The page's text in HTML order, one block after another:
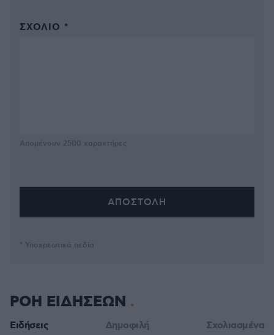
ΣΧΌΛΙΟ *
Απομένουν 2500 χαρακτήρες
* Υποχρεωτικά πεδία
ΡΟΗ ΕΙΔΗΣΕΩΝ
Ειδήσεις Δημοφιλή Σχολιασμένα